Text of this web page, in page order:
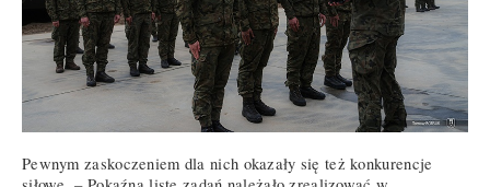
Pewnym zaskoczeniem dla nich okazały się też konkurencje